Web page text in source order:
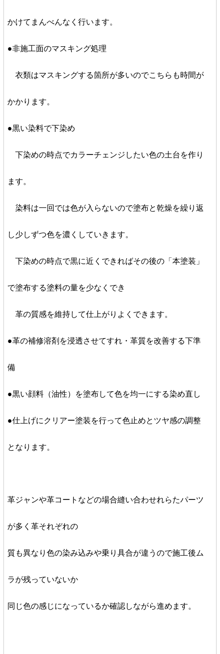
かけてまんべんなく行います。
●非施工面のマスキング処理
衣類はマスキングする箇所が多いのでこちらも時間が
かかります。
●黒い染料で下染め
下染めの時点でカラーチェンジしたい色の土台を作り
ます。
染料は一回では色が入らないので塗布と乾燥を繰り返
し少しずつ色を濃くしていきます。
下染めの時点で黒に近くできればその後の「本塗装」
で塗布する塗料の量を少なくでき
革の質感を維持して仕上がりよくできます。
●革の補修溶剤を浸透させてすれ・革質を改善する下準
備
●黒い顔料（油性）を塗布して色を均一にする染め直し
●仕上げにクリアー塗装を行って色止めとツヤ感の調整
となります。
革ジャンや革コートなどの場合縫い合わせれらたパーツ
が多く革それぞれの
質も異なり色の染み込みや乗り具合が違うので施工後ム
ラが残っていないか
同じ色の感じになっているか確認しながら進めます。